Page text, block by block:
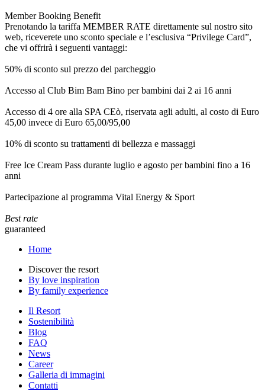
Member Booking Benefit
Prenotando la tariffa MEMBER RATE direttamente sul nostro sito
web, riceverete uno sconto speciale e l’esclusiva “Privilege Card”,
che vi offrirà i seguenti vantaggi:
50% di sconto sul prezzo del parcheggio
Accesso al Club Bim Bam Bino per bambini dai 2 ai 16 anni
Accesso di 4 ore alla SPA CEò, riservata agli adulti, al costo di Euro
45,00 invece di Euro 65,00/95,00
10% di sconto su trattamenti di bellezza e massaggi
Free Ice Cream Pass durante luglio e agosto per bambini fino a 16
anni
Partecipazione al programma Vital Energy & Sport
Best rate
guaranteed
Home
Discover the resort
By love inspiration
By family experience
Il Resort
Sostenibilità
Blog
FAQ
News
Career
Galleria di immagini
Contatti